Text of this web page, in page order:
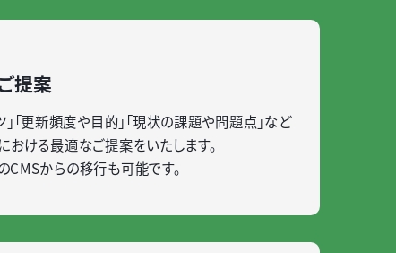
提案
「更新頻度や目的」「現状の課題や問題点」など
ける最適なご提案をいたします。
からの移行も可能です。